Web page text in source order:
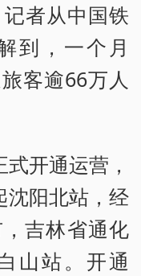
记者从中国铁
到，一个月
客逾66万人
开通运营，
沈阳北站，经
吉林省通化
山站。开通